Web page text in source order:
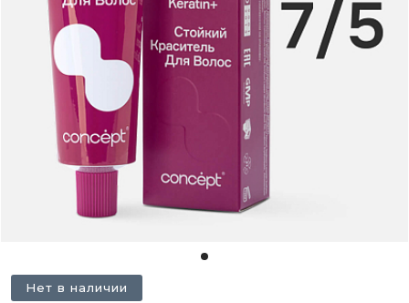
Нет в наличии